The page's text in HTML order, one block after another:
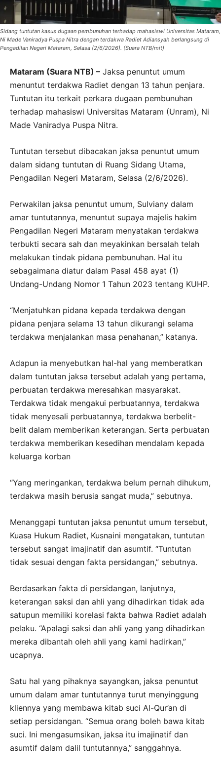
Sidang tuntutan kasus dugaan pembunuhan terhadap mahasiswi Universitas Mataram,
Ni Made Vaniradya Puspa Nitra dengan terdakwa Radiet Adiansyah berlangsung di
Pengadilan Negeri Mataram, Selasa (2/6/2026). (Suara NTB/mit)
Mataram (Suara NTB) – Jaksa penuntut umum
menuntut terdakwa Radiet dengan 13 tahun penjara.
Tuntutan itu terkait perkara dugaan pembunuhan
terhadap mahasiswi Universitas Mataram (Unram), Ni
Made Vaniradya Puspa Nitra.
Tuntutan tersebut dibacakan jaksa penuntut umum
dalam sidang tuntutan di Ruang Sidang Utama,
Pengadilan Negeri Mataram, Selasa (2/6/2026).
Perwakilan jaksa penuntut umum, Sulviany dalam
amar tuntutannya, menuntut supaya majelis hakim
Pengadilan Negeri Mataram menyatakan terdakwa
terbukti secara sah dan meyakinkan bersalah telah
melakukan tindak pidana pembunuhan. Hal itu
sebagaimana diatur dalam Pasal 458 ayat (1)
Undang-Undang Nomor 1 Tahun 2023 tentang KUHP.
“Menjatuhkan pidana kepada terdakwa dengan
pidana penjara selama 13 tahun dikurangi selama
terdakwa menjalankan masa penahanan,” katanya.
Adapun ia menyebutkan hal-hal yang memberatkan
dalam tuntutan jaksa tersebut adalah yang pertama,
perbuatan terdakwa meresahkan masyarakat.
Terdakwa tidak mengakui perbuatannya, terdakwa
tidak menyesali perbuatannya, terdakwa berbelit-
belit dalam memberikan keterangan. Serta perbuatan
terdakwa memberikan kesedihan mendalam kepada
keluarga korban
“Yang meringankan, terdakwa belum pernah dihukum,
terdakwa masih berusia sangat muda,” sebutnya.
Menanggapi tuntutan jaksa penuntut umum tersebut,
Kuasa Hukum Radiet, Kusnaini mengatakan, tuntutan
tersebut sangat imajinatif dan asumtif. “Tuntutan
tidak sesuai dengan fakta persidangan,” sebutnya.
Berdasarkan fakta di persidangan, lanjutnya,
keterangan saksi dan ahli yang dihadirkan tidak ada
satupun memiliki korelasi fakta bahwa Radiet adalah
pelaku. “Apalagi saksi dan ahli yang yang dihadirkan
mereka dibantah oleh ahli yang kami hadirkan,”
ucapnya.
Satu hal yang pihaknya sayangkan, jaksa penuntut
umum dalam amar tuntutannya turut menyinggung
kliennya yang membawa kitab suci Al-Qur’an di
setiap persidangan. “Semua orang boleh bawa kitab
suci. Ini mengasumsikan, jaksa itu imajinatif dan
asumtif dalam dalil tuntutannya,” sanggahnya.